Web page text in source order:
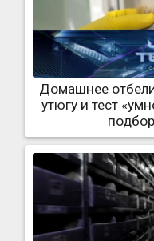
Домашнее
утюгу и тест